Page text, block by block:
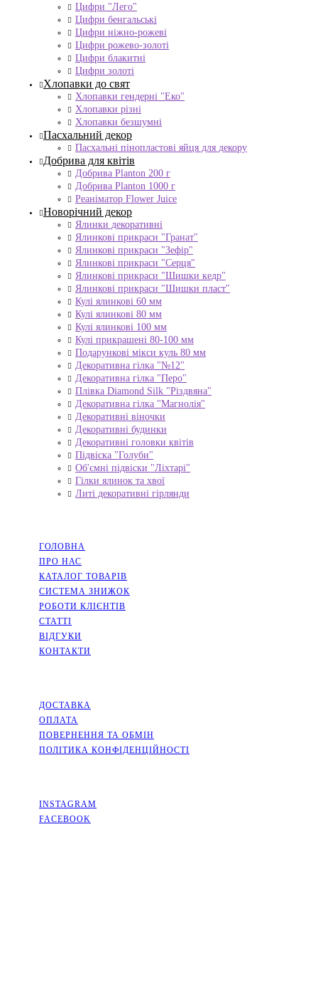
Цифри "Лего"
Цифри бенгальські
Цифри ніжно-рожеві
Цифри рожево-золоті
Цифри блакитні
Цифри золоті
Хлопавки до свят
Хлопавки гендерні "Еко"
Хлопавки різні
Хлопавки безшумні
Пасхальний декор
Пасхальні пінопластові яйця для декору
Добрива для квітів
Добрива Planton 200 г
Добрива Planton 1000 г
Реаніматор Flower Juice
Новорічний декор
Ялинки декоративні
Ялинкові прикраси "Гранат"
Ялинкові прикраси "Зефір"
Ялинкові прикраси "Серця"
Ялинкові прикраси "Шишки кедр"
Ялинкові прикраси "Шишки пласт"
Кулі ялинкові 60 мм
Кулі ялинкові 80 мм
Кулі ялинкові 100 мм
Кулі прикрашені 80-100 мм
Подарункові мікси куль 80 мм
Декоративна гілка "№12"
Декоративна гілка "Перо"
Плівка Diamond Silk "Різдвяна"
Декоративна гілка "Магнолія"
Декоративні віночки
Декоративні будинки
Декоративні головки квітів
Підвіска "Голуби"
Об'ємні підвіски "Ліхтарі"
Гілки ялинок та хвої
Литі декоративні гірлянди
ГОЛОВНА
ПРО НАС
КАТАЛОГ ТОВАРІВ
СИСТЕМА ЗНИЖОК
РОБОТИ КЛІЄНТІВ
СТАТТІ
ВІДГУКИ
КОНТАКТИ
ДОСТАВКА
ОПЛАТА
ПОВЕРНЕННЯ ТА ОБМІН
ПОЛІТИКА КОНФІДЕНЦІЙНОСТІ
INSTAGRAM
FACEBOOK